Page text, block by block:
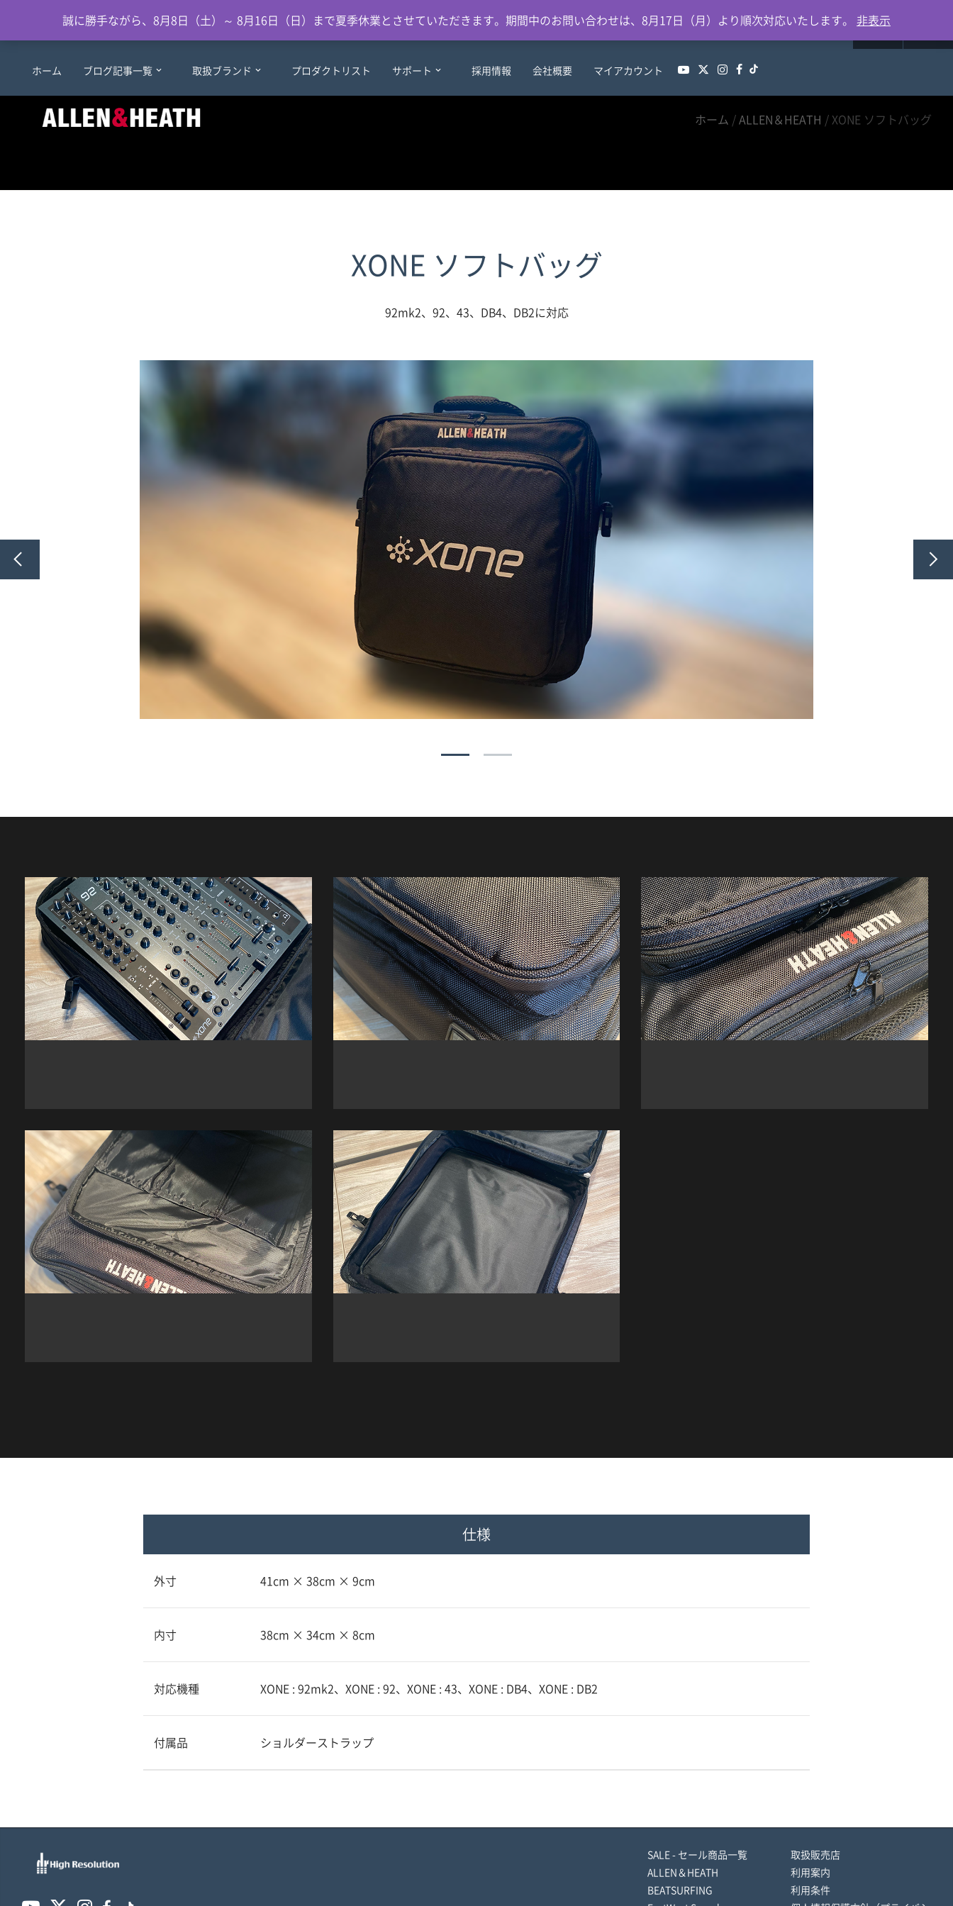
ホーム ブログ記事一覧 取扱ブランド プロダクトリスト サポート 採用情報 会社概要 マイアカウント
ホーム /ALLEN＆HEATH / XONE ソフトバッグ
XONE ソフトバッグ
92mk2、92、43、DB4、DB2に対応
仕様
外寸 41cm × 38cm × 9cm
内寸 38cm × 34cm × 8cm
対応機種 XONE : 92mk2、XONE : 92、XONE : 43、XONE : DB4、XONE : DB2
付属品 ショルダーストラップ
SALE - セール商品一覧
ALLEN＆HEATH
BEATSURFING
取扱販売店
利用案内
利用条件
誠に勝手ながら、8月8日（土）～ 8月16日（日）まで夏季休業とさせていただきます。期間中のお問い合わせは、8月17日（月）より順次対応いたします。 非表示